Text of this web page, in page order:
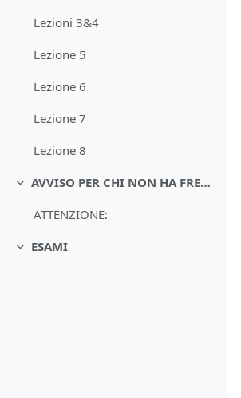
Lezioni 3&4
Lezione 5
Lezione 6
Lezione 7
Lezione 8
Minimizza
AVVISO PER CHI NON HA FREQUENTATO IL CORSO
ATTENZIONE:
Minimizza
ESAMI